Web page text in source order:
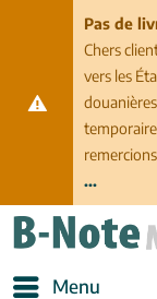
Pas de
Chers
vers les
...
Menu